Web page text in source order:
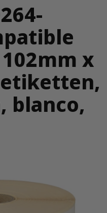
x
blanco,